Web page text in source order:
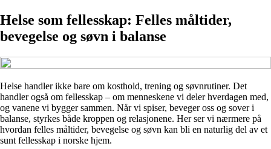
Helse som fellesskap: Felles måltider,
bevegelse og søvn i balanse
Helse handler ikke bare om kosthold, trening og søvnrutiner. Det
handler også om fellesskap – om menneskene vi deler hverdagen med,
og vanene vi bygger sammen. Når vi spiser, beveger oss og sover i
balanse, styrkes både kroppen og relasjonene. Her ser vi nærmere på
hvordan felles måltider, bevegelse og søvn kan bli en naturlig del av et
sunt fellesskap i norske hjem.